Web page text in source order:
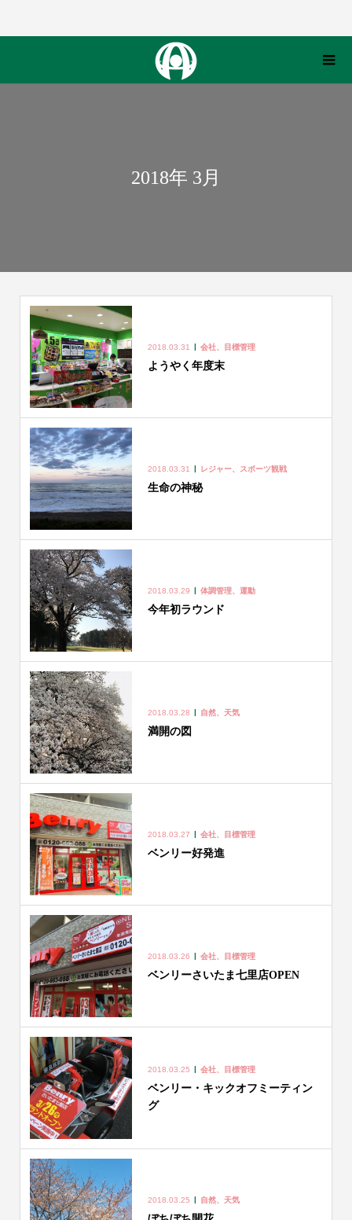
2018年 3月
2018.03.31 会社、目標管理
ようやく年度末
2018.03.31 レジャー、スポーツ観戦
生命の神秘
2018.03.29 体調管理、運動
今年初ラウンド
2018.03.28 自然、天気
満開の図
2018.03.27 会社、目標管理
ベンリー好発進
2018.03.26 会社、目標管理
ベンリーさいたま七里店OPEN
2018.03.25 会社、目標管理
ベンリー・キックオフミーティン
グ
2018.03.25 自然、天気